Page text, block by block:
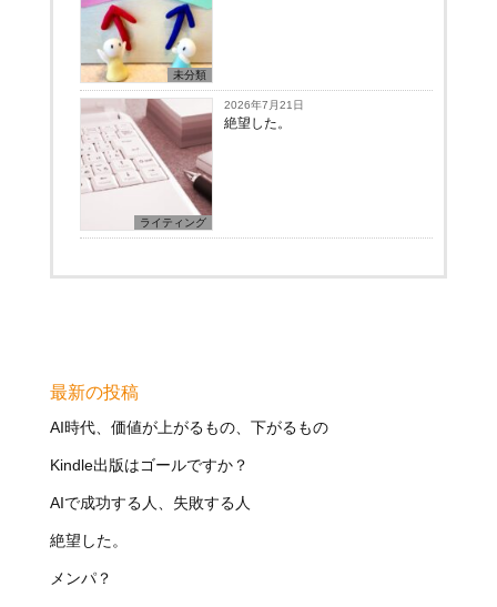
未分類
ライティング
2026年7月21日
絶望した。
最新の投稿
AI時代、価値が上がるもの、下がるもの
Kindle出版はゴールですか？
AIで成功する人、失敗する人
絶望した。
メンパ？